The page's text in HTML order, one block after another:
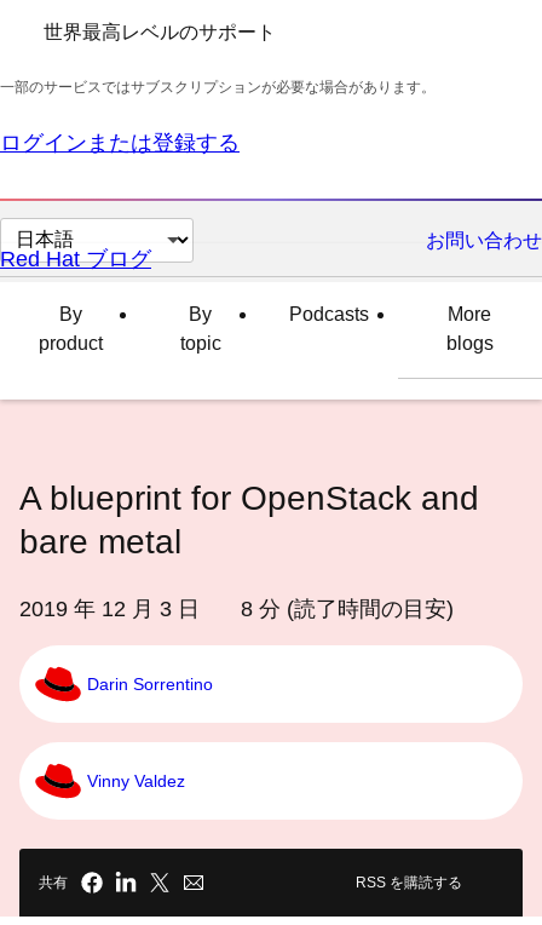
世界最高レベルのサポート
一部のサービスではサブスクリプションが必要な場合があります。
ログインまたは登録する
ペ
ー
語
し
て
い
お問い合わせ
Red Hat ブログ
By
product
By
topic
Podcasts
More
blogs
A blueprint for OpenStack and
bare metal
2019 年 12 月 3 日 8 分 (読了時間の目安)
Darin Sorrentino
Vinny Valdez
共有 RSS を購読する